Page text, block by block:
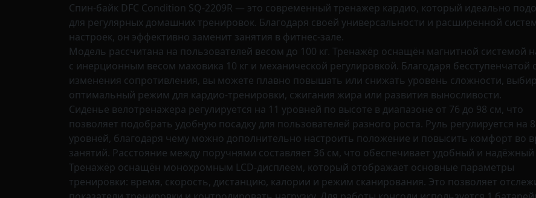
Спин-байк DFC Condition SQ-2209R — это современный тренажер кардио, который идеально
для регулярных домашних тренировок. Благодаря своей универсальности и расширенной
настроек, он эффективно заменит занятия в фитнес-зале.
Модель рассчитана на пользователей весом до 100 кг. Тренажёр оснащён магнитной системой
с инерционным весом маховика 10 кг и механической регулировкой. Благодаря бесступенчатой
изменения сопротивления, вы можете плавно повышать или снижать уровень сложности,
оптимальный режим для кардио-тренировки, сжигания жира или развития выносливости.
Сиденье велотренажера регулируется на 11 уровней по высоте в диапазоне от 76 до 98 см, что
позволяет подобрать удобную посадку для пользователей разного роста. Руль регулируется на 8
уровней, благодаря чему можно дополнительно настроить положение и повысить комфорт во
занятий. Расстояние между поручнями составляет 36 см, что обеспечивает удобный и надёжный
Тренажёр оснащён монохромным LCD-дисплеем, который отображает основные параметры
тренировки: время, скорость, дистанцию, калории и режим сканирования. Это позволяет